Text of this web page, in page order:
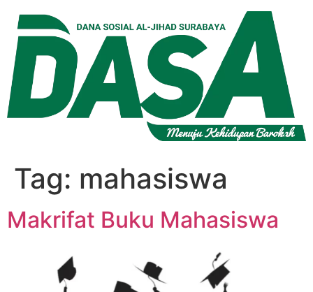
konten
Tag: mahasiswa
Makrifat Buku Mahasiswa